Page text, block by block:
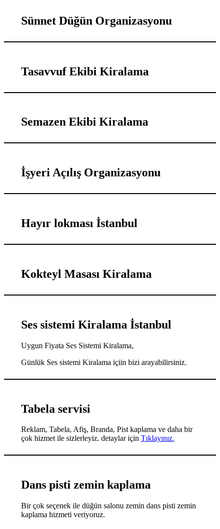
Sünnet Düğün Organizasyonu
Tasavvuf Ekibi Kiralama
Semazen Ekibi Kiralama
İşyeri Açılış Organizasyonu
Hayır lokması İstanbul
Kokteyl Masası Kiralama
Ses sistemi Kiralama İstanbul
Uygun Fiyata Ses Sistemi Kiralama,
Günlük Ses sistemi Kiralama içiin bizi arayabilirsiniz.
Tabela servisi
Reklam, Tabela, Afiş, Branda, Pist kaplama ve daha bir
çok hizmet ile sizlerleyiz. detaylar için Tıklayınız.
Dans pisti zemin kaplama
Bir çok seçenek ile düğün salonu zemin dans pisti zemin
kaplama hizmeti veriyoruz.